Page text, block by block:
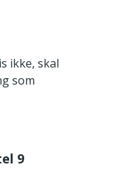
ikke, skal
som
9